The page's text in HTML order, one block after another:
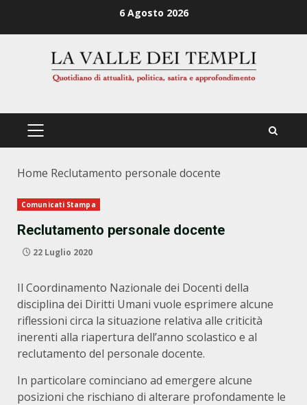
6 Agosto 2026
PRIMÄRES
Home Reclutamento personale docente
Comunicati Stampa
Reclutamento personale docente
22 Luglio 2020
Il Coordinamento Nazionale dei Docenti della
disciplina dei Diritti Umani vuole esprimere alcune
riflessioni circa la situazione relativa alle criticità
inerenti alla riapertura dell’anno scolastico e al
reclutamento del personale docente.
In particolare cominciano ad emergere alcune
posizioni che rischiano di alterare profondamente le